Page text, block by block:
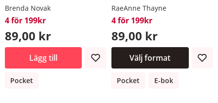
Brenda Novak
4 för 199kr
89,00 kr
Lägg till
Pocket
RaeAnne Thayne
4 för 199kr
89,00 kr
Välj format
Pocket E-bok